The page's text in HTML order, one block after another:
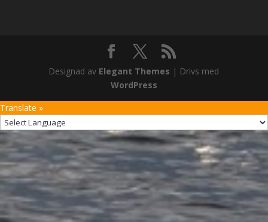
Designad av Elegant Themes | Drivs med
WordPress
Translate »